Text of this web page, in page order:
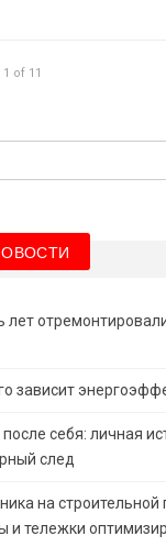
1 of 11
лет
зависит
себя: личная
след
на
и тележки